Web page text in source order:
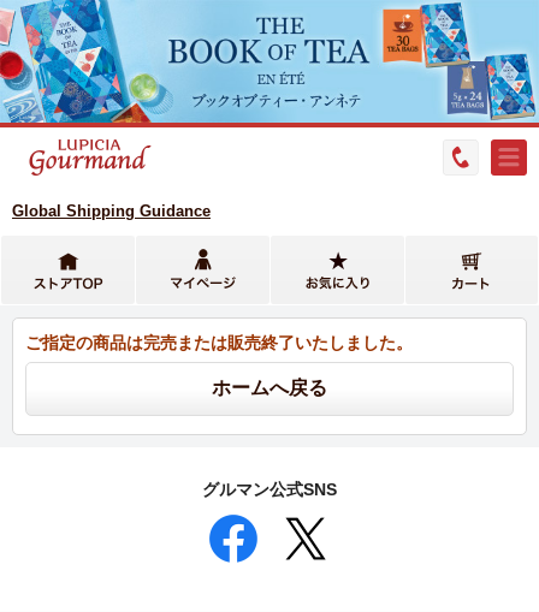
Global Shipping Guidance
ご指定の商品は完売または販売終了いたしました。
グルマン公式SNS